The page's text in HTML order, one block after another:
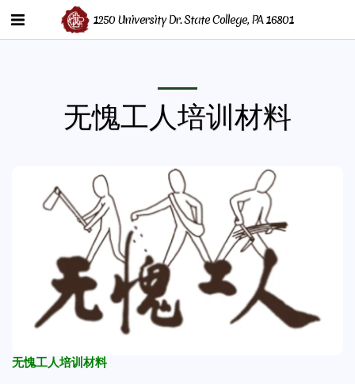
1250 University Dr. State College, PA 16801
无愧工人培训材料
无愧工人培训材料